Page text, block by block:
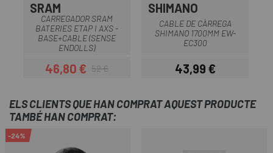
SRAM
CARREGADOR SRAM
BATERIES ETAP I AXS -
BASE+CABLE (SENSE
ENDOLLS)
Preu
46,80 €Preu regular
52 €
SHIMANO
CABLE DE CÀRREGA
SHIMANO 1700MM EW-
EC300
Preu
43,99 €
ELS CLIENTS QUE HAN COMPRAT AQUEST PRODUCTE
TAMBÉ HAN COMPRAT:
-24%